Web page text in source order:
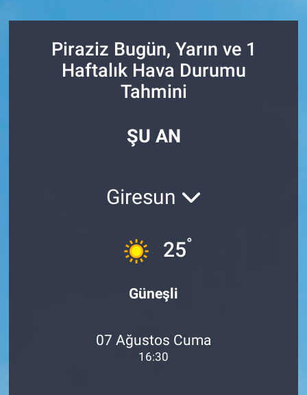
Piraziz Bugün, Yarın ve 1
Haftalık Hava Durumu
Tahmini
ŞU AN
Giresun
25°
Güneşli
07 Ağustos Cuma
16:30
Perde Arkası
Son Dakika Haberleri